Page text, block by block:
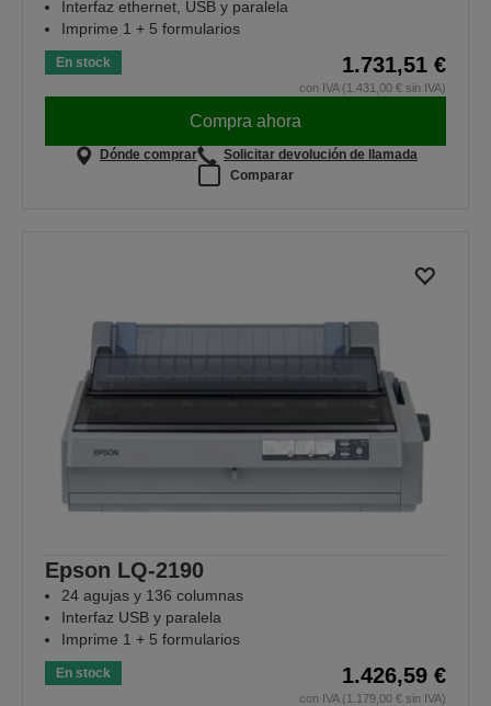
Interfaz ethernet, USB y paralela
Imprime 1 + 5 formularios
En stock 1.731,51 €
con IVA (1.431,00 € sin IVA)
Compra ahora
Dónde comprar
Solicitar devolución de llamada
Comparar
Epson LQ-2190
24 agujas y 136 columnas
Interfaz USB y paralela
Imprime 1 + 5 formularios
En stock 1.426,59 €
con IVA (1.179,00 € sin IVA)